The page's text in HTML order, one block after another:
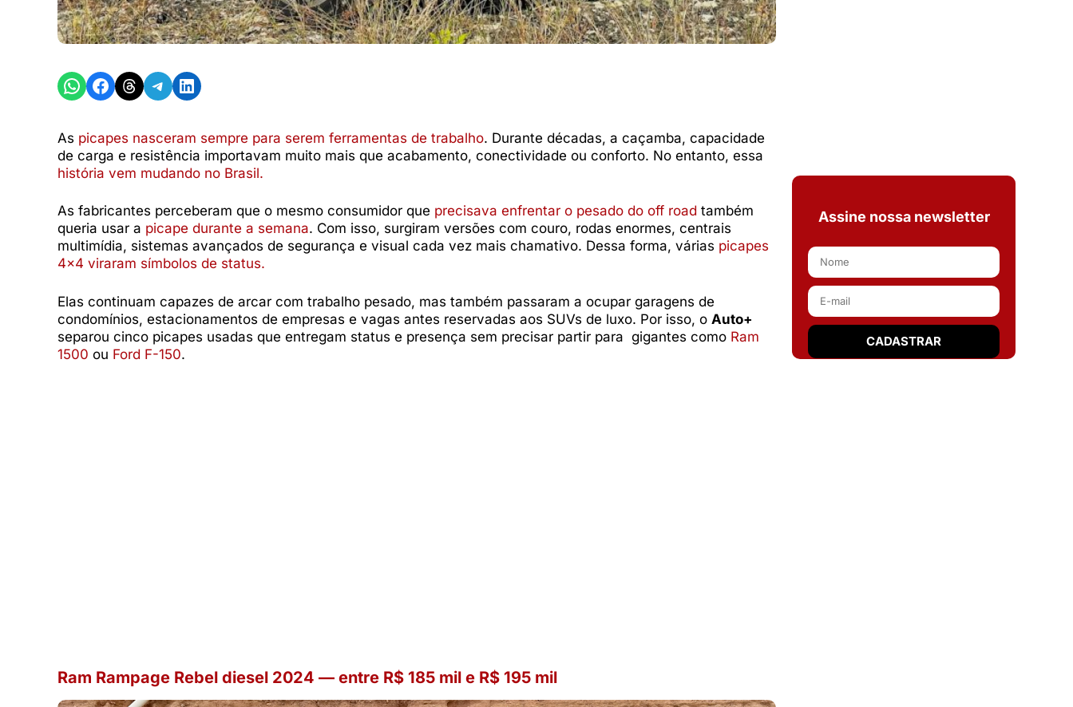
Share on WhatsApp
Share on Facebook
Share on Threads
Share on Telegram
Share on LinkedIn
As picapes nasceram sempre para serem ferramentas de trabalho. Durante décadas, a caçamba, capacidade
de carga e resistência importavam muito mais que acabamento, conectividade ou conforto. No entanto, essa
história vem mudando no Brasil.
As fabricantes perceberam que o mesmo consumidor que precisava enfrentar o pesado do off road também
queria usar a picape durante a semana. Com isso, surgiram versões com couro, rodas enormes, centrais
multimídia, sistemas avançados de segurança e visual cada vez mais chamativo. Dessa forma, várias picapes
4×4 viraram símbolos de status.
Elas continuam capazes de arcar com trabalho pesado, mas também passaram a ocupar garagens de
condomínios, estacionamentos de empresas e vagas antes reservadas aos SUVs de luxo. Por isso, o Auto+
separou cinco picapes usadas que entregam status e presença sem precisar partir para gigantes como Ram
1500 ou Ford F-150.
Ram Rampage Rebel diesel 2024 — entre R$ 185 mil e R$ 195 mil
Assine nossa newsletter